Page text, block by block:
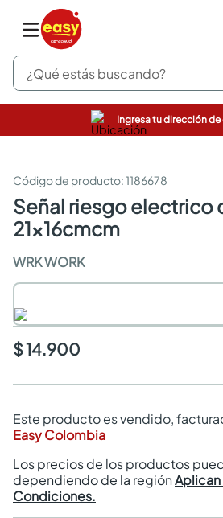
¿Qué estás buscando?
Ingresa tu dirección
:1186678
señal riesgo electrico c20
21x16cmcm
WRK WORK
$ 14.900
Este producto es vendido,
Easy Colombia
Los precios de los productos
dependiendo de la regiónAplican
Condiciones.
pinturas
sanitarios
comedor
escritorio
armarios closet
comedores